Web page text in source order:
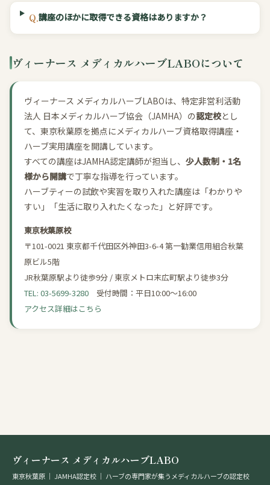
Q.講座のほかに取得できる資格はありますか？
ヴィーナース メディカルハーブLABOについて
ヴィーナース メディカルハーブLABOは、特定非営利活動
法人 日本メディカルハーブ協会（JAMHA）の認定校とし
て、東京秋葉原を拠点にメディカルハーブ資格取得講座・
ハーブ実用講座を開講しています。
すべての講座はJAMHA認定講師が担当し、 少人数制・1名
様から開講で丁寧な指導を行っています。
ハーブティーの試飲や実習を取り入れた講座は「わかりや
すい」「生活に取り入れたくなった」と好評です。
東京秋葉原校
〒101-0021 東京都千代田区外神田3-6-4 第一勧業信用組合秋葉
原ビル5階
JR秋葉原駅より徒歩9分 / 東京メトロ末広町駅より徒歩3分
TEL: 03-5699-3280 受付時間：平日10:00〜16:00
アクセス詳細はこちら
ヴィーナース メディカルハーブLABO
東京秋葉原 ｜ JAMHA認定校 ｜ ハーブの専門家が集うメディカルハーブの認定校